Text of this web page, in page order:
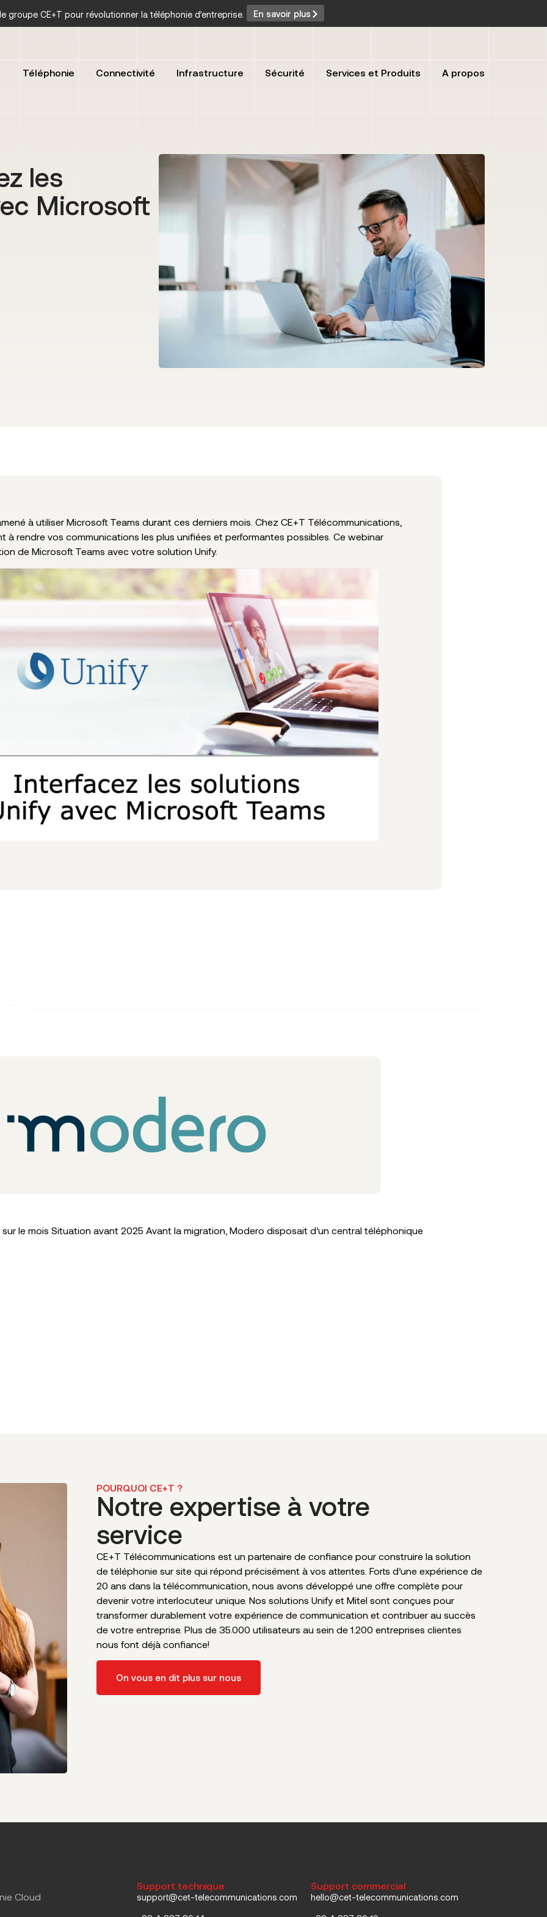
groupe CE+T pour révolutionner la téléphonie d’entreprise. En savoir plus
Téléphonie Connectivité Infrastructure Sécurité Services et Produits A propos
les
Microsoft
à utiliser Microsoft Teams durant ces derniers mois. Chez CE+T Télécommunications,
à rendre vos communications les plus unifiées et performantes possibles. Ce webinar
de Microsoft Teams avec votre solution Unify.
le mois Situation avant 2025 Avant la migration, Modero disposait d’un central téléphonique
POURQUOI CE+T ?
Notre expertise à votre
service
CE+T Télécommunications est un partenaire de confiance pour construire la solution
de téléphonie sur site qui répond précisément à vos attentes. Forts d’une expérience de
20 ans dans la télécommunication, nous avons développé une offre complète pour
devenir votre interlocuteur unique. Nos solutions Unify et Mitel sont conçues pour
transformer durablement votre expérience de communication et contribuer au succès
de votre entreprise. Plus de 35.000 utilisateurs au sein de 1.200 entreprises clientes
nous font déjà confiance!
On vous en dit plus sur nous
Cloud
Support technique
support@cet-telecommunications.com
Support commercial
hello@cet-telecommunications.com